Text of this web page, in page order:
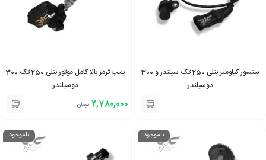
سنسور کیلومتر بنلی 250 تک سیلندر و 300
دوسیلندر
پمپ ترمز بالا کامل موتور بنلی 250 تک 300
دوسیلندر
2,780,000 تومان
ناموجود ناموجود